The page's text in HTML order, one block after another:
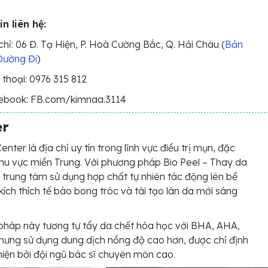
liên hệ:
06 Đ. Tạ Hiện, P. Hoà Cường Bắc, Q. Hải Châu (Bản
Đi)
0976 315 812
FB.com/kimnaa.3114
là địa chỉ uy tín trong lĩnh vực điều trị mụn, đặc
vực miền Trung. Với phương pháp Bio Peel – Thay da
trung tâm sử dụng hợp chất tự nhiên tác động lên bề
thích tế bào bong tróc và tái tạo làn da mới sáng
này tương tự tẩy da chết hóa học với BHA, AHA,
sử dụng dung dịch nồng độ cao hơn, được chỉ định
bởi đội ngũ bác sĩ chuyên môn cao.